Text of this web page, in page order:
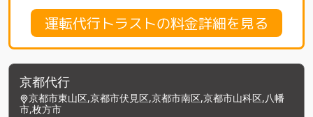
運転代行トラストの料金詳細を見る
京都代行
京都市東山区,京都市伏見区,京都市南区,京都市山科区,八幡
市,枚方市